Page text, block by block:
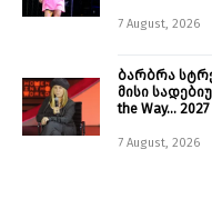
7 August, 2026
ბარბრა
მისი
the Way…
7 August, 2026